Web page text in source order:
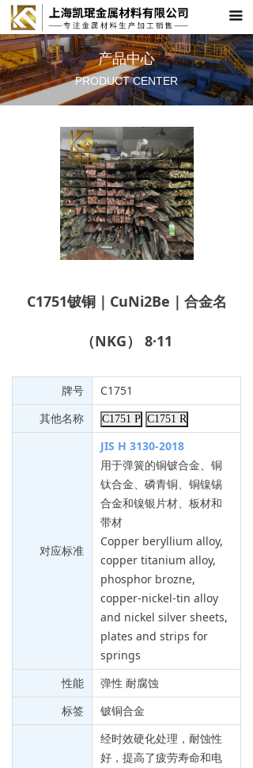
끀
首页
关于凯珉
产品中心
产品中心
PRODUCT CENTER
牌号
C1751
其他名称
C1751 P C1751 R
对应标准
JIS H 3130-2018
用于弹簧的铜铍合金、铜
钛合金、磷青铜、铜镍锡
合金和镍银片材、板材和
带材
Copper beryllium alloy,
copper titanium alloy,
phosphor brozne,
copper-nickel-tin alloy
and nickel silver sheets,
plates and strips for
springs
性能
弹性 耐腐蚀
标签
铍铜合金
经时效硬化处理，耐蚀性
好，提高了疲劳寿命和电
C1751铍铜｜CuNi2Be｜合金名
（NKG） 8·11